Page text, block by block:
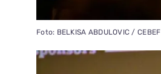
Foto: BELKISA ABDULOVIC / CEBEF